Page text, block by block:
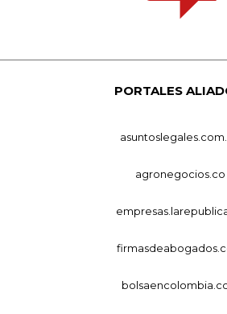
PORTALES
agronegocios.co